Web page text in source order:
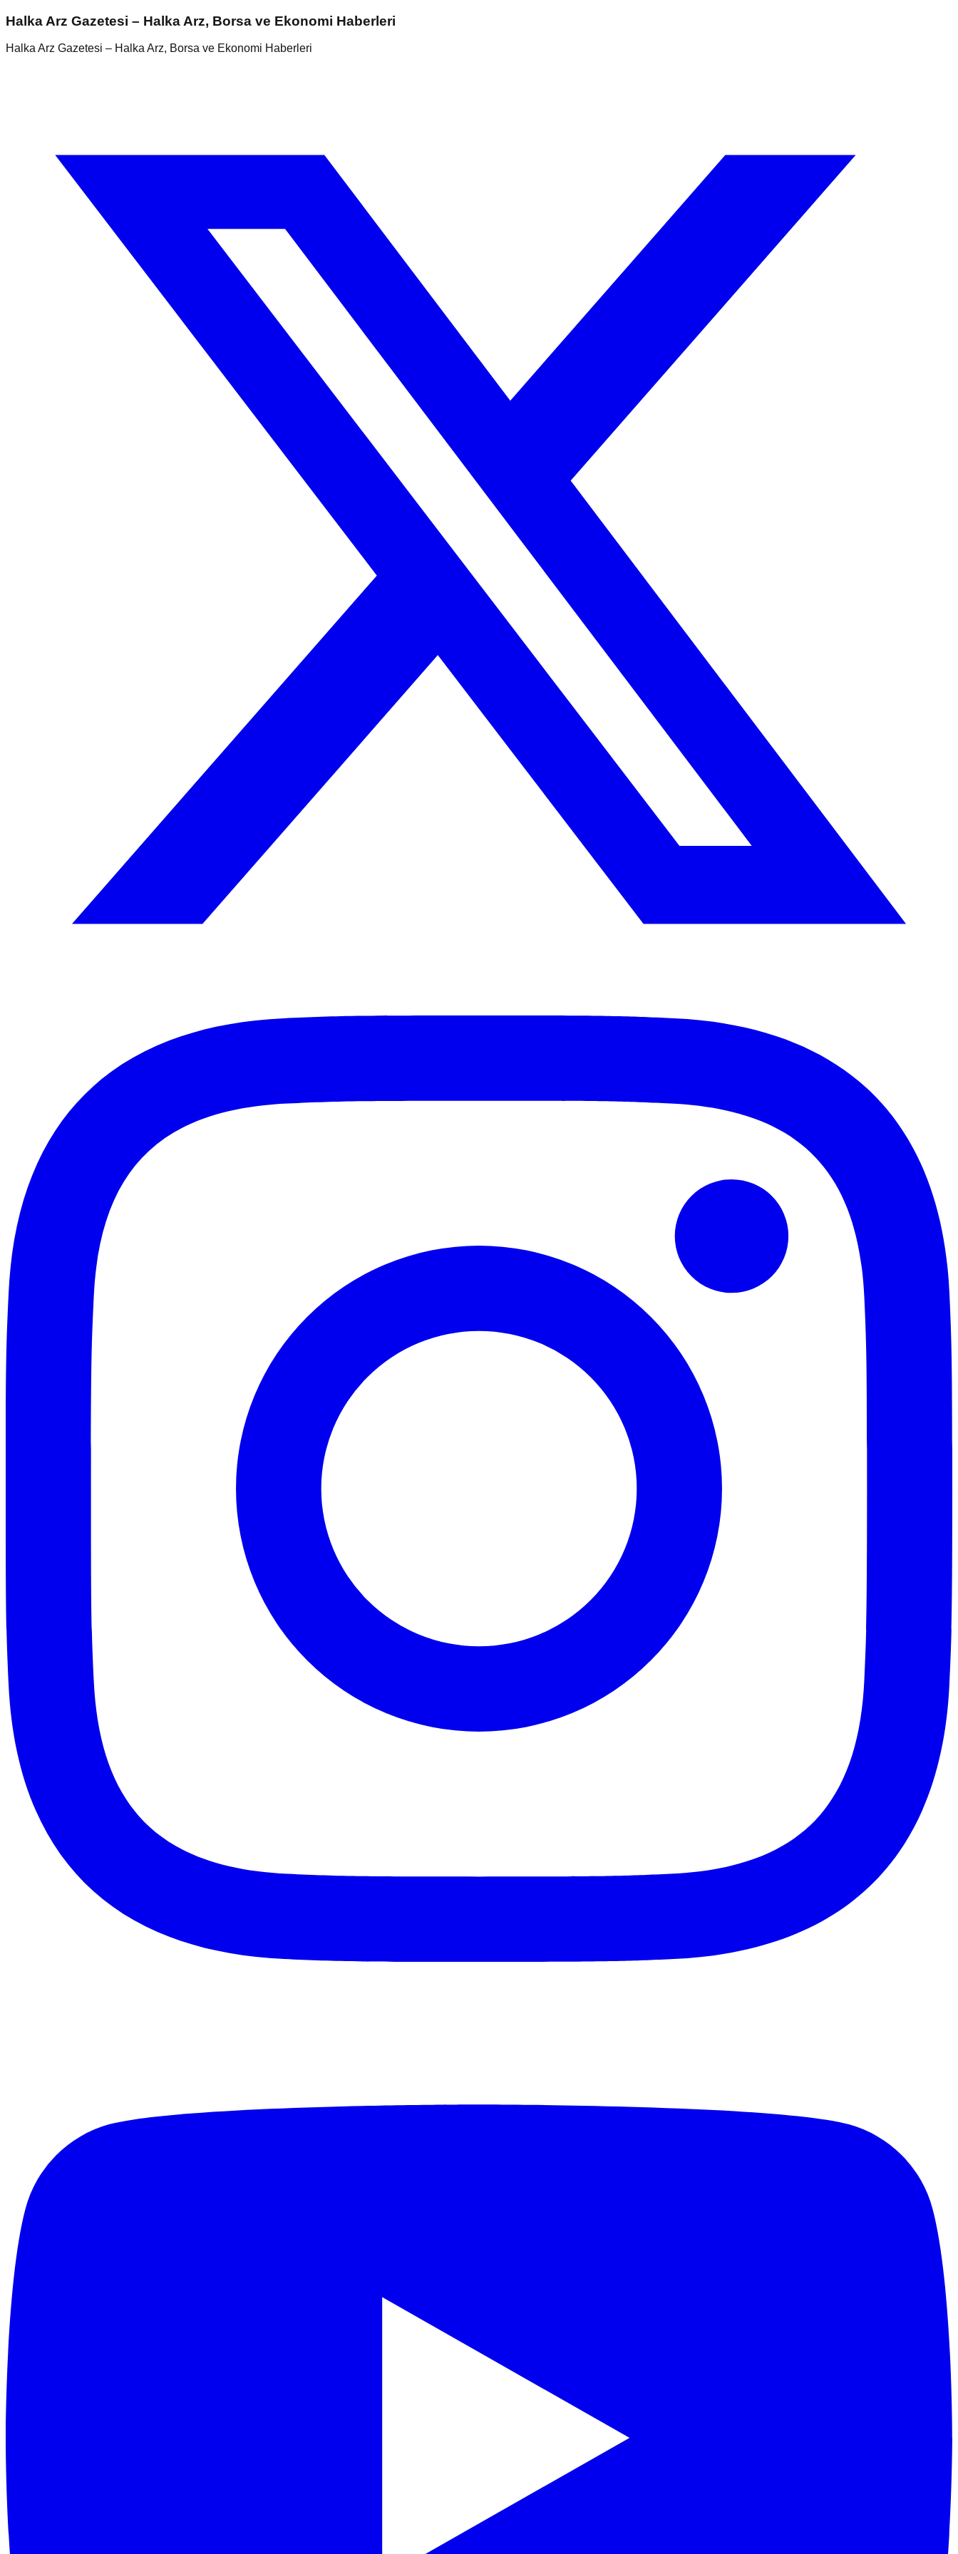
Halka Arz Gazetesi – Halka Arz, Borsa ve Ekonomi Haberleri
Halka Arz Gazetesi – Halka Arz, Borsa ve Ekonomi Haberleri